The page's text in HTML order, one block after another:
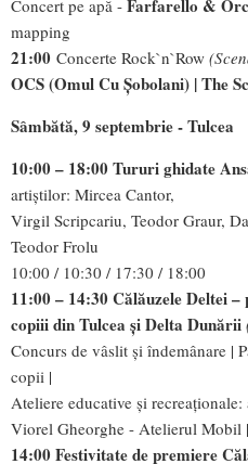
Concert pe apă - Farfarello &
mapping
21:00 Concerte Rock`n`Row
OCS(Omul Cu Șobolani) |The
Sâmbătă, 9 septembrie - Tulcea
10:00 – 18:00 Tururi ghidate
artiștilor: Mircea Cantor,
Virgil Scripcariu, Teodor Graur,
Teodor Frolu
10:00 / 10:30 / 17:30 / 18:00
11:00 – 14:30 Călăuzele Deltei
copiii din Tulcea și Delta Dunării
Concurs de vâslit și îndemânare |
copii |
Ateliere educative și
Viorel Gheorghe - Atelierul Mobil
14:00 Festivitate de premiere